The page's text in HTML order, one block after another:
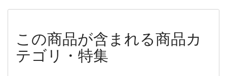
この商品が含まれる商品カ
テゴリ・特集